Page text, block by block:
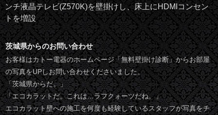
ンチ液晶テレビ(Z570K)を壁掛けし、床上にHDMIコンセン
トを増設
茨城県からのお問い合わせ
お客様はカトー電器のホームページ「無料壁掛け診断」からお部屋
の写真をUPしお問い合わせくださいました。
「茨城県からだ。」
「エコカラットだ。これは…ラフクォーツだね。」
エコカラット壁への施工を何度も経験しているスタッフが写真をチ